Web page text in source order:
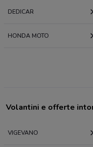
DEDICAR
HONDA MOTO
Volantini e offerte
VIGEVANO